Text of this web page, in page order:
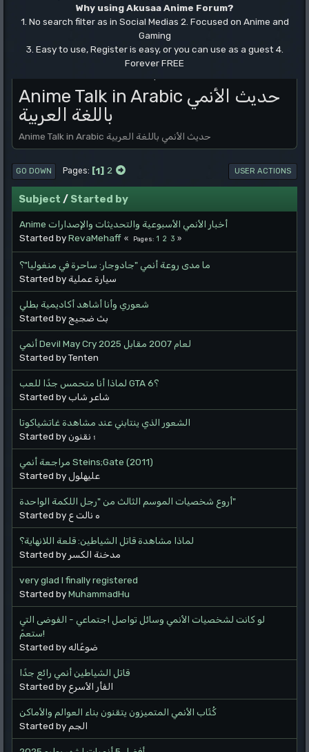
Why using Akusaa Anime Forum?
1. No search filter as in Social Medias 2. Focused on Anime and
Gaming
3. Easy to use, Register is easy, or you can use as a guest 4.
Forever FREE
Anime Talk in Arabic حديث الأنمي
باللغة العربية
Anime Talk in Arabic حديث الأنمي باللغة العربية
GO DOWN Pages 1 2 USER ACTIONS
Subject / Started by
Anime أخبار الأنمي الأسبوعية والتحديثات والإصدارات
Started byRevaMehaff Pages 1 2 3
ما مدى روعة أنمي "جادوجار: ساحرة في منغوليا"؟
Started by سيارة عملية
شعوري وأنا أشاهد أكاديمية بطلي
Started by بث ضجيج
أنمي Devil May Cry لعام 2007 مقابل 2025
Started by Tenten
لماذا أنا متحمس جدًا للعب GTA 6؟
Started by شاعر شاب
الشعور الذي ينتابني عند مشاهدة غاتشياكوتا
Started by ؛ نقنون
مراجعة أنمي Steins;Gate (2011)
Started by عليهلول
أروع شخصيات الموسم الثالث من "رجل اللكمة الواحدة"
Started by ه نالت ع
لماذا مشاهدة قاتل الشياطين: قلعة اللانهاية؟
Started by مدخنة الكسر
very glad I finally registered
Started byMuhammadHu
لو كانت لشخصيات الأنمي وسائل تواصل اجتماعي - الفوضى التي
ستعمّ!
Started by ضوعًاله
قاتل الشياطين أنمي رائع جدًا
Started by الفأر الأسرع
كُتّاب الأنمي المتميزون يتقنون بناء العوالم والأماكن
Started by الجم